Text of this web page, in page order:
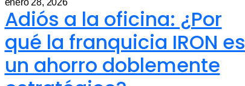
enero 28, 2026
Adiós a la oficina: ¿Por
qué la franquicia IRON es
un ahorro doblemente